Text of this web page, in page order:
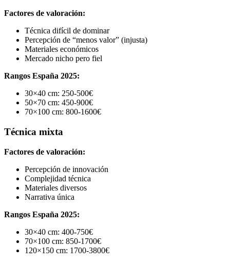
Factores de valoración:
Técnica difícil de dominar
Percepción de “menos valor” (injusta)
Materiales económicos
Mercado nicho pero fiel
Rangos España 2025:
30×40 cm: 250-500€
50×70 cm: 450-900€
70×100 cm: 800-1600€
Técnica mixta
Factores de valoración:
Percepción de innovación
Complejidad técnica
Materiales diversos
Narrativa única
Rangos España 2025:
30×40 cm: 400-750€
70×100 cm: 850-1700€
120×150 cm: 1700-3800€